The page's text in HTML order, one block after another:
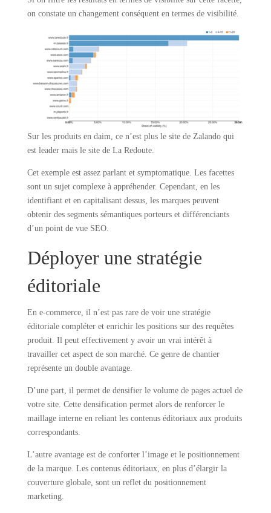
on constate un changement conséquent en termes de visibilité.
Sur les produits en daim, ce n’est plus le site de Zalando qui
est leader mais le site de La Redoute.
Cet exemple est assez parlant et symptomatique. Les facettes
sont un sujet complexe à appréhender. Cependant, en les
identifiant et en capitalisant dessus, les marques peuvent
obtenir des segments sémantiques porteurs et différenciants
d’un point de vue SEO.
Déployer une stratégie
éditoriale
En e-commerce, il n’est pas rare de voir une stratégie
éditoriale compléter et enrichir les positions sur des requêtes
produit. Il peut effectivement y avoir un vrai intérêt à
travailler cet aspect de son marché. Ce genre de chantier
représente un double avantage.
D’une part, il permet de densifier le volume de pages actuel de
votre site. Cette densification permet alors de renforcer le
maillage interne en reliant les contenus éditoriaux aux produits
correspondants.
L’autre avantage est de conforter l’image et le positionnement
de la marque. Les contenus éditoriaux, en plus d’élargir la
couverture globale, sont un reflet du positionnement
marketing.